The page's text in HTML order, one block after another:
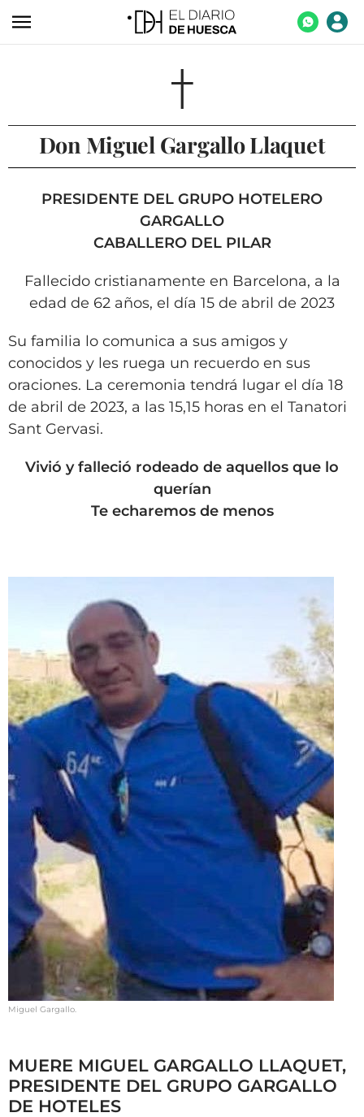
TURISMO
SOCIEDAD
OPINIÓN
GALERÍAS
VÍDEOS
CONTACTAR
FIESTAS EN EL ALTO ARAGÓN
HORÓSCOPO
CLUB DEL AMIGO MILITANTE
INICIAR SESIÓN
Don Miguel Gargallo Llaquet
PRESIDENTE DEL GRUPO HOTELERO
GARGALLO
CABALLERO DEL PILAR
Fallecido cristianamente en Barcelona, a la
edad de 62 años, el día 15 de abril de 2023
Su familia lo comunica a sus amigos y
conocidos y les ruega un recuerdo en sus
oraciones. La ceremonia tendrá lugar el día 18
de abril de 2023, a las 15,15 horas en el Tanatori
Sant Gervasi.
Vivió y falleció rodeado de aquellos que lo
querían
Te echaremos de menos
Miguel Gargallo.
MUERE MIGUEL GARGALLO LLAQUET,
PRESIDENTE DEL GRUPO GARGALLO
DE HOTELES